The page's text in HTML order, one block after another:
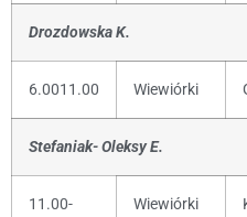
Drozdowska K.
6.0011.00 Wiewiórki
Stefaniak- Oleksy E.
11.00-
Wiewiórki